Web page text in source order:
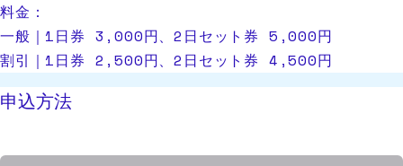
料金：
一般｜1日券 3,000円、2日セット券 5,000円
割引｜1日券 2,500円、2日セット券 4,500円
申込方法